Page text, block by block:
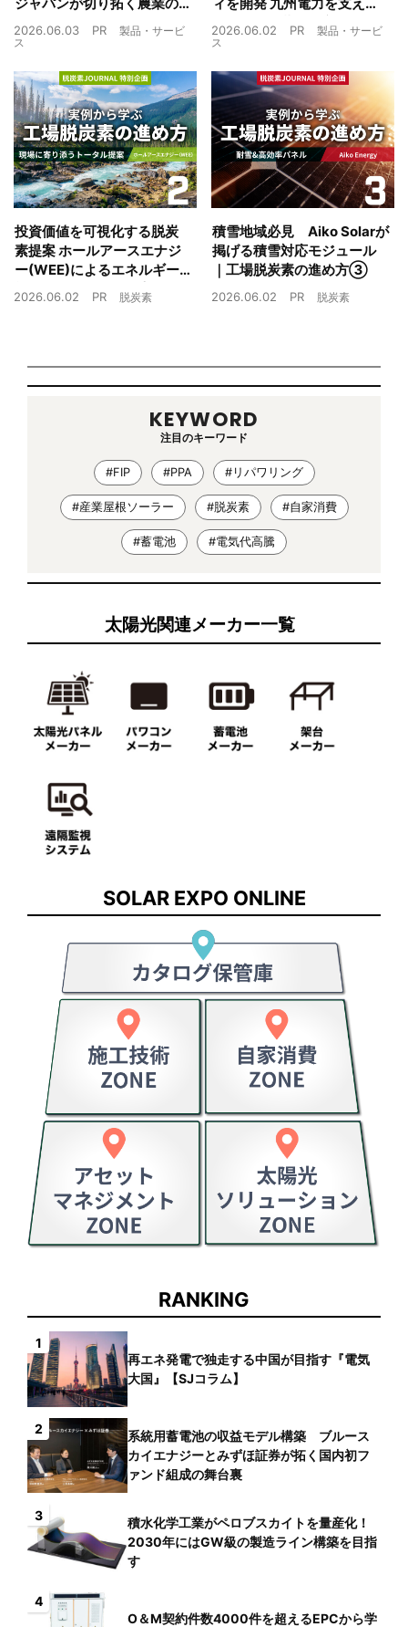
未来
2026.06.03 PR
製品・サービ
ス
制御技術を蓄電池市場へ
2026.06.02 PR
製品・サービ
ス
投資価値を可視化する脱炭
素提案 ホールアースエナジ
ー(WEE)によるエネルギー
戦略とは｜工場脱炭素の進
2026.06.02 PR 脱炭素
積雪地域必見 Aiko Solarが
掲げる積雪対応モジュール
｜工場脱炭素の進め方③
2026.06.02 PR 脱炭素
KEYWORD
注目のキーワード
#FIP #PPA #リパワリング
#産業屋根ソーラー #脱炭素 #自家消費
#蓄電池 #電気代高騰
太陽光関連メーカー一覧
SOLAR EXPO ONLINE
RANKING
1
再エネ発電で独走する中国が目指す『電気
大国』【SJコラム】
2
系統用蓄電池の収益モデル構築 ブルース
カイエナジーとみずほ証券が拓く国内初フ
ァンド組成の舞台裏
3
積水化学工業がペロブスカイトを量産化！
2030年にはGW級の製造ライン構築を目指
す
4
O＆M契約件数4000件を超えるEPCから学